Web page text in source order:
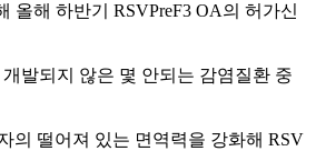
올해 하반기 RSVPreF3 OA의 허가신
발되지 않은 몇 안되는 감염질환 중
의 떨어져 있는 면역력을 강화해 RSV